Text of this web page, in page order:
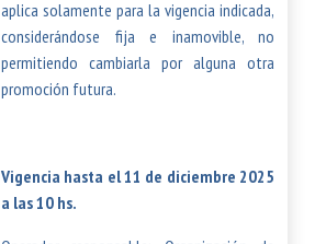
aplica solamente para la vigencia indicada,
considerándose fija e inamovible, no
permitiendo cambiarla por alguna otra
promoción futura.
Vigencia hasta el 11 de diciembre 2025
a las 10 hs.